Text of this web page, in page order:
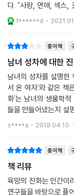
다. "사랑, 연애, 섹스, 결혼, 남녀의 엇갈린 욕망에 담긴 진실" 원만하고
큰 사건 없는 사랑에 성
떻게
f******d
종이책
남녀 성차에 대한
남녀의 성차를 설명한
서 온 여자'와 같은 책
화'는 남녀의 생물학
들을 만들어냈는지 설명한다. 여성은 자녀를 양육하기 위
지속적인 자원 공급
s****a 2018.04.10.
종이책
책 리뷰
욕망의 진화는 인간이
연구들을 바탕으로 풀